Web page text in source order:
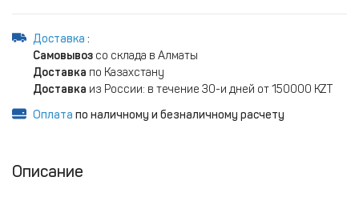
Доставка :
Самовывоз со склада в Алматы
Доставка по Казахстану
Доставка из России: в течение 30-и дней от 150000 KZT
Оплата по наличному и безналичному расчету
Описание